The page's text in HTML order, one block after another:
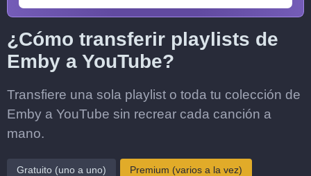
¿Cómo transferir playlists de
Emby a YouTube?
Transfiere una sola playlist o toda tu colección de
Emby a YouTube sin recrear cada canción a
mano.
Gratuito (uno a uno) Premium (varios a la vez)